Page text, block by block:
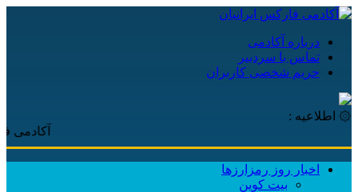
درباره آکادمی
تماس با سردبیر
حریم شخصی کاربران
۞ اطلاعیه :
آکادمی فارکس
اخبار روز رمزارزها
بیت کوین